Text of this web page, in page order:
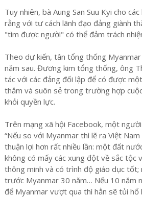
Tuy nhiên, bà Aung San Suu Kyi cho
rằng với tư cách lãnh đạo đảng giành
"tìm được người" có thể đảm trách
Theo dự kiến, tân tổng thống
năm sau. Đương kim tổng thống, ông
tác với các đảng đối lập để có được
thắm và suôn sẻ trong trường hợp
khỏi quyền lực.
Trên mạng xã hội Facebook, một
“Nếu so với Myanmar thì lẽ ra Việt
thuận lợi hơn rất nhiều lần: một đất
không có mấy các xung đột về sắc tộc
thông minh và có trình độ giáo dục tốt;
trước Myanmar 30 năm… Nếu 10 năm
để Myanmar vượt qua thì hẳn sẽ tủi hổ